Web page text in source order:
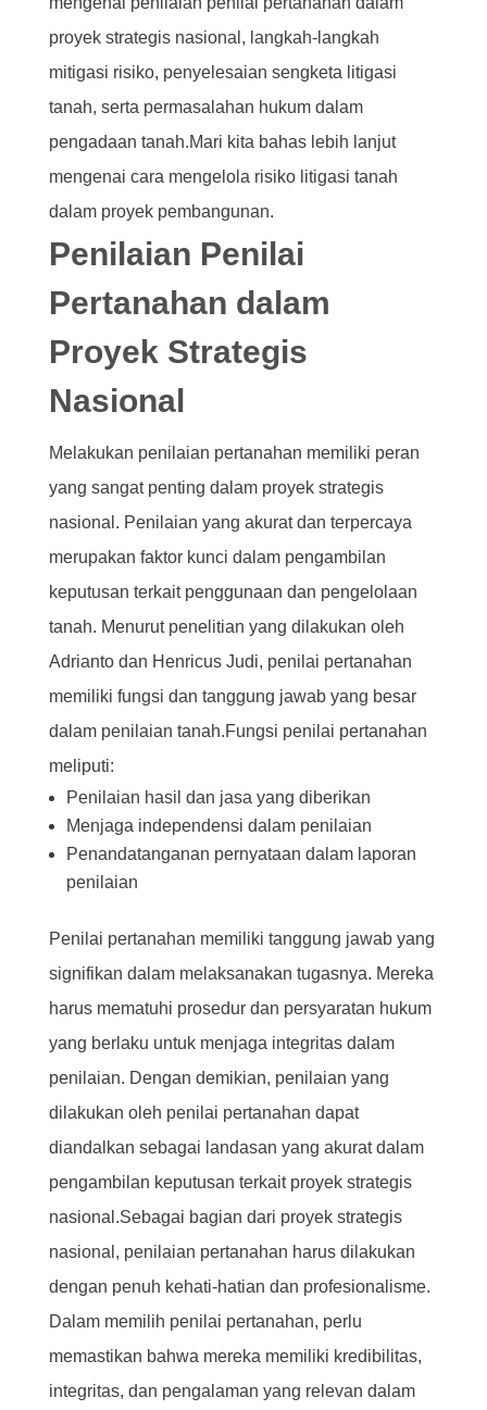
proyek strategis nasional, langkah-langkah
mitigasi risiko, penyelesaian sengketa litigasi
tanah, serta permasalahan hukum dalam
pengadaan tanah.Mari kita bahas lebih lanjut
mengenai cara mengelola risiko litigasi tanah
dalam proyek pembangunan.
Penilaian Penilai
Pertanahan dalam
Proyek Strategis
Nasional
Melakukan penilaian pertanahan memiliki peran
yang sangat penting dalam proyek strategis
nasional. Penilaian yang akurat dan terpercaya
merupakan faktor kunci dalam pengambilan
keputusan terkait penggunaan dan pengelolaan
tanah. Menurut penelitian yang dilakukan oleh
Adrianto dan Henricus Judi, penilai pertanahan
memiliki fungsi dan tanggung jawab yang besar
dalam penilaian tanah.Fungsi penilai pertanahan
meliputi:
Penilaian hasil dan jasa yang diberikan
Menjaga independensi dalam penilaian
Penandatanganan pernyataan dalam laporan
penilaian
Penilai pertanahan memiliki tanggung jawab yang
signifikan dalam melaksanakan tugasnya. Mereka
harus mematuhi prosedur dan persyaratan hukum
yang berlaku untuk menjaga integritas dalam
penilaian. Dengan demikian, penilaian yang
dilakukan oleh penilai pertanahan dapat
diandalkan sebagai landasan yang akurat dalam
pengambilan keputusan terkait proyek strategis
nasional.Sebagai bagian dari proyek strategis
nasional, penilaian pertanahan harus dilakukan
dengan penuh kehati-hatian dan profesionalisme.
Dalam memilih penilai pertanahan, perlu
memastikan bahwa mereka memiliki kredibilitas,
integritas, dan pengalaman yang relevan dalam